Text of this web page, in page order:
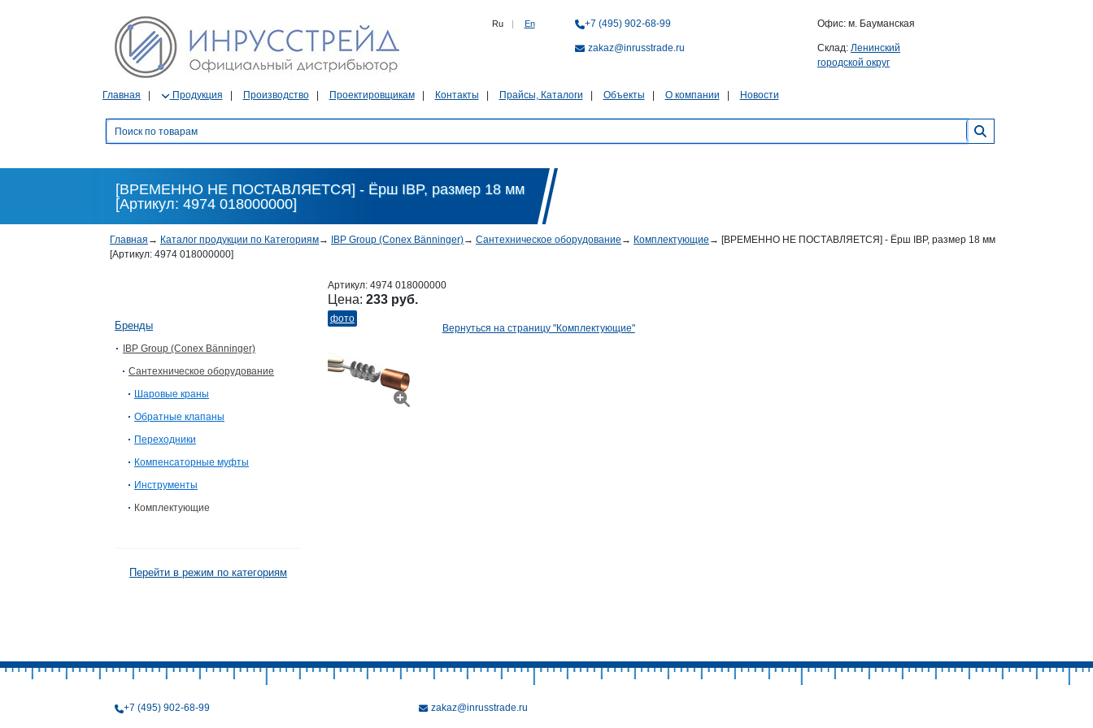
Ru | En +7 (495) 902-68-99
zakaz@inrusstrade.ru
Офис: м. Бауманская
Склад: Ленинский
городской округ
Главная Продукция Производство Проектировщикам Контакты Прайсы, Каталоги Объекты О компании Новости
[ВРЕМЕННО НЕ ПОСТАВЛЯЕТСЯ] - Ёрш IBP, размер 18 мм
[Артикул: 4974 018000000]
Главная → Каталог продукции по Категориям→ IBP Group (Conex Bänninger)→ Сантехническое оборудование → Комплектующие → [ВРЕМЕННО НЕ ПОСТАВЛЯЕТСЯ] - Ёрш IBP, размер 18 мм
[Артикул: 4974 018000000]
Бренды
IBP Group (Conex Bänninger)
Сантехническое оборудование
Шаровые краны
Обратные клапаны
Переходники
Компенсаторные муфты
Инструменты
Комплектующие
Перейти в режим по категориям
Артикул: 4974 018000000
Цена: 233 руб.
фото
Вернуться на страницу "Комплектующие"
+7 (495) 902-68-99 zakaz@inrusstrade.ru